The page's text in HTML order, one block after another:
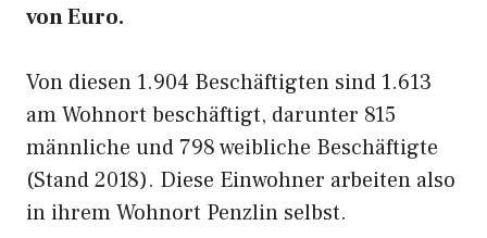
von Euro.
Von diesen 1.904 Beschäftigten sind 1.613
am Wohnort beschäftigt, darunter 815
männliche und 798 weibliche Beschäftigte
(Stand 2018). Diese Einwohner arbeiten also
in ihrem Wohnort Penzlin selbst.